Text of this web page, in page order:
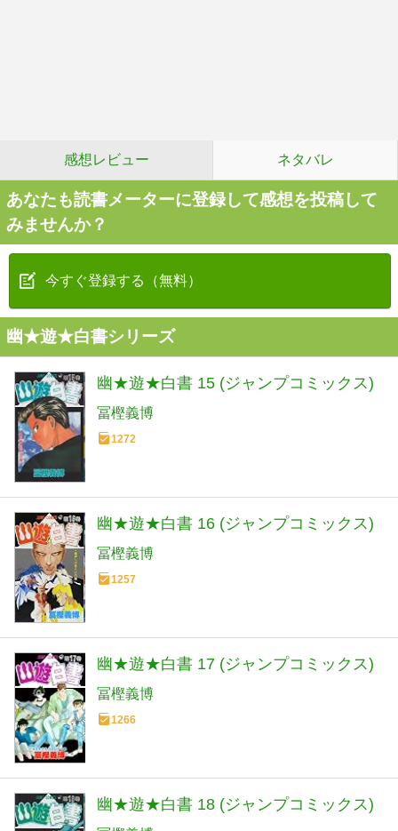
感想レビュー ネタバレ
あなたも読書メーターに登録して感想を投稿して
みませんか？
今すぐ登録する（無料）
幽★遊★白書シリーズ
幽★遊★白書 15 (ジャンプコミックス)
冨樫義博
1272
幽★遊★白書 16 (ジャンプコミックス)
冨樫義博
1257
幽★遊★白書 17 (ジャンプコミックス)
冨樫義博
1266
幽★遊★白書 18 (ジャンプコミックス)